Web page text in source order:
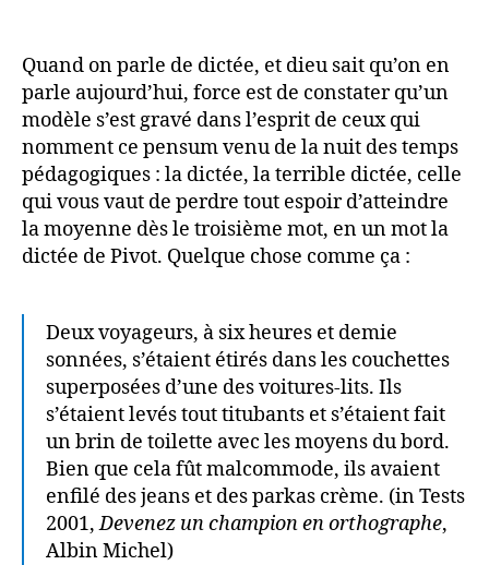
dictée
jour
qui
passionne
les
élèves
Quand on parle de dictée, et dieu sait qu’on en
parle aujourd’hui, force est de constater qu’un
modèle s’est gravé dans l’esprit de ceux qui
nomment ce pensum venu de la nuit des temps
pédagogiques : la dictée, la terrible dictée, celle
qui vous vaut de perdre tout espoir d’atteindre
la moyenne dès le troisième mot, en un mot la
dictée de Pivot. Quelque chose comme ça :
Deux voyageurs, à six heures et demie
sonnées, s’étaient étirés dans les couchettes
superposées d’une des voitures-lits. Ils
s’étaient levés tout titubants et s’étaient fait
un brin de toilette avec les moyens du bord.
Bien que cela fût malcommode, ils avaient
enfilé des jeans et des parkas crème. (in Tests
2001,Devenez un champion en orthographe,
Albin Michel)